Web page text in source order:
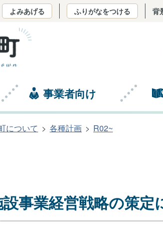
事業者向け
よみあげる ふりがなをつける 背
について 各種計画 R02~
事業経営戦略の策定